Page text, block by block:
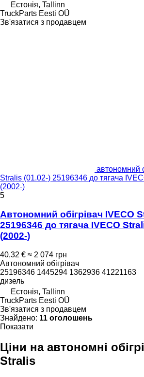
Естонія, Tallinn
TruckParts Eesti OÜ
Зв'язатися з продавцем
автономний
Stralis (01.02-) 25196346 до тягача
(2002-)
5
Автономний обігрівач IVECO
25196346 до тягача IVECO
(2002-)
40,32 € ≈ 2 074 грн
Автономний обігрівач
25196346 1445294 1362936 41221163
дизель
Естонія, Tallinn
TruckParts Eesti OÜ
Зв'язатися з продавцем
Знайдено: 11 оголошень
Показати
Ціни на автономні
Stralis